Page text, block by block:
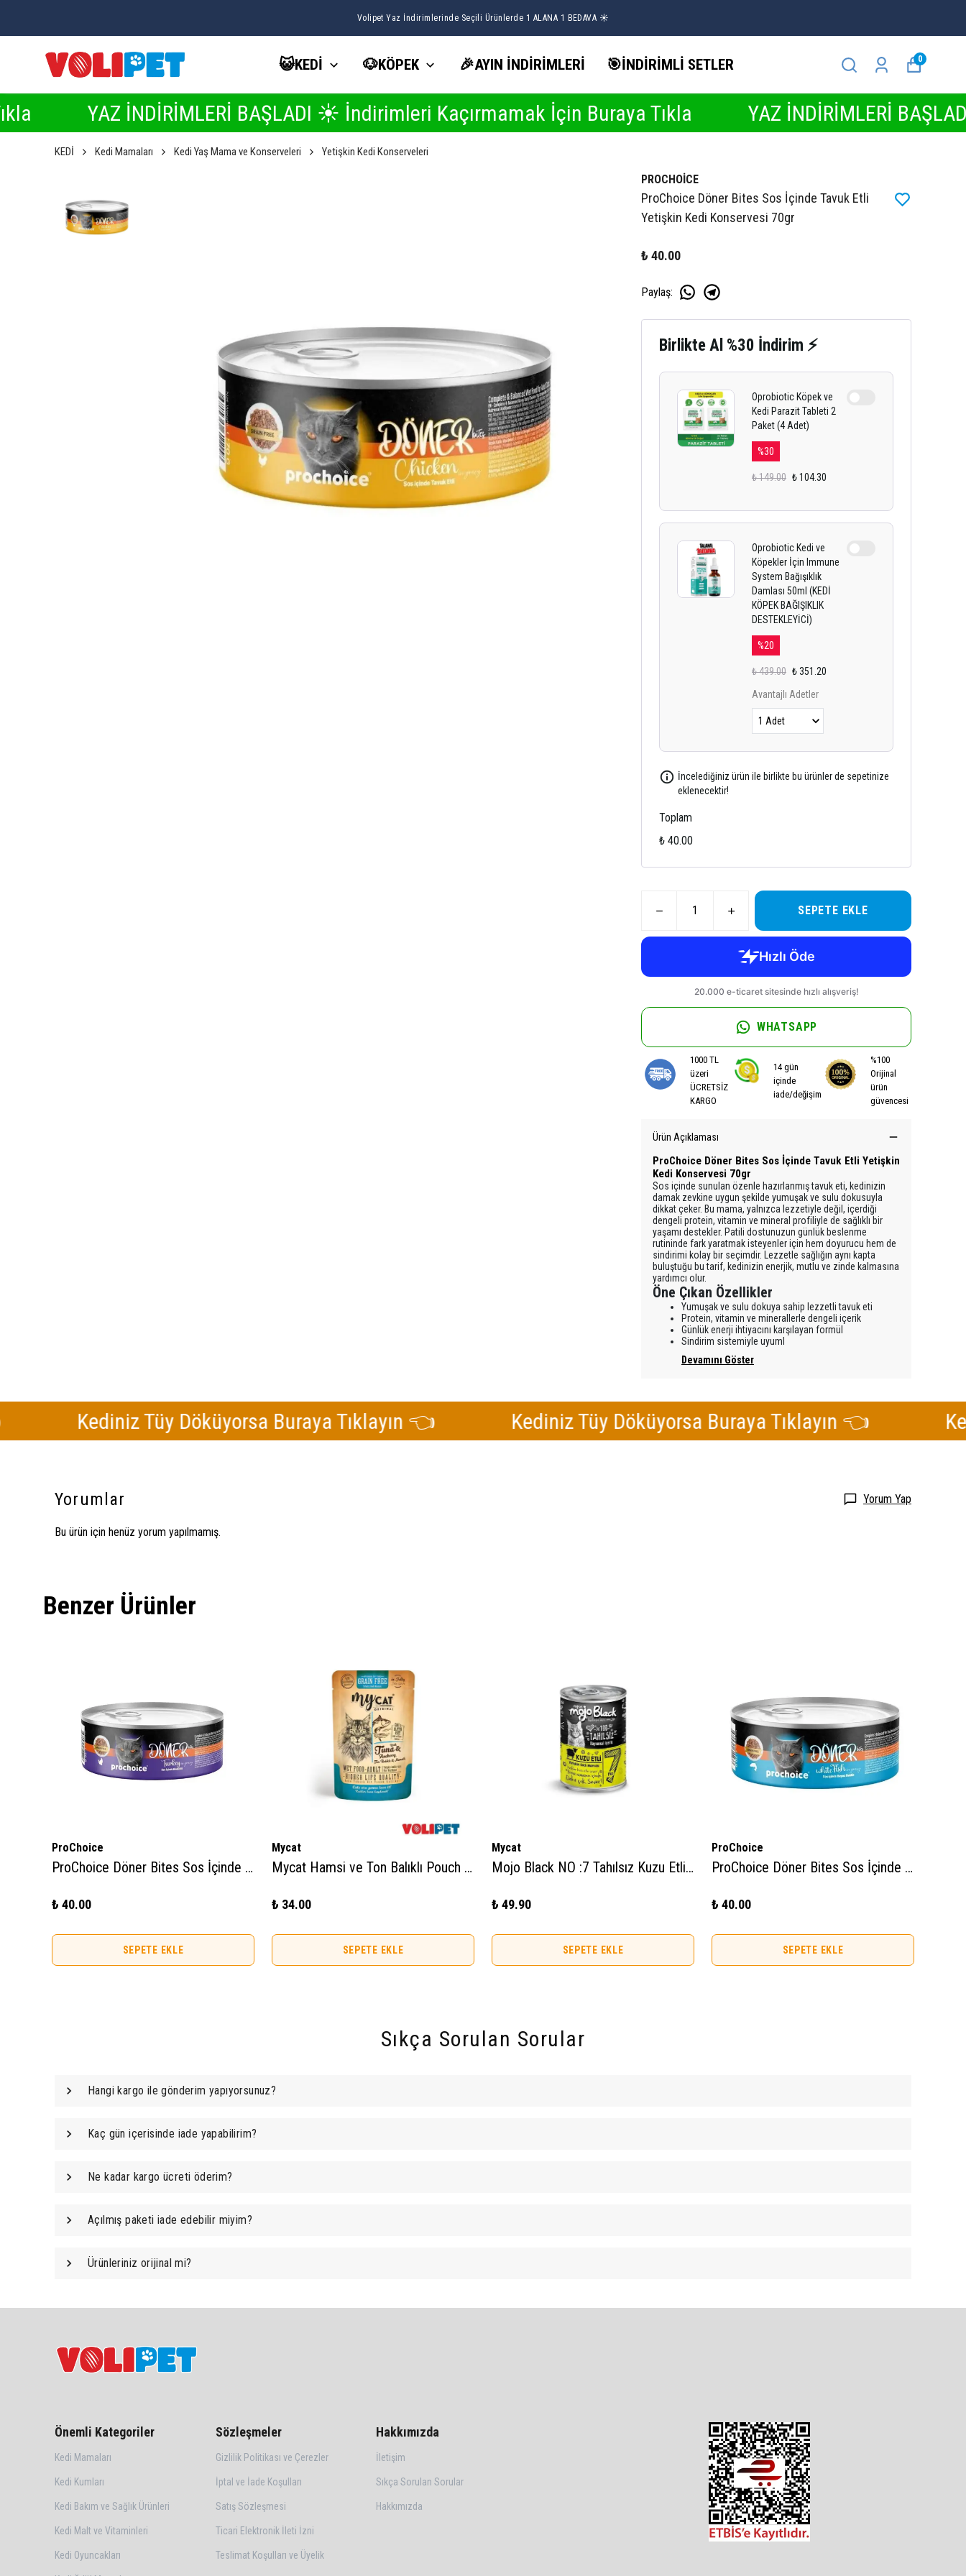
Volipet Yaz İndirimlerinde Seçili Ürünlerde 1 ALANA 1 BEDAVA ☀️
😺KEDİ 🐶KÖPEK 🎉AYIN İNDİRİMLERİ 🎯İNDİRİMLİ SETLER 0
YAZ İNDİRİMLERİ BAŞLADI ☀️ İndirimleri Kaçırmamak İçin Buraya Tıkla YAZ İNDİRİMLERİ BAŞLADI ☀️
KEDİ Kedi Mamaları Kedi Yaş Mama ve Konserveleri Yetişkin Kedi Konserveleri
PROCHOİCE
ProChoice Döner Bites Sos İçinde Tavuk Etli
Yetişkin Kedi Konservesi 70gr
₺ 40.00
Paylaş:
Birlikte Al %30 İndirim ⚡
Oprobiotic Köpek ve
Kedi Parazit Tableti 2
Paket (4 Adet)
%30
₺ 149.00 ₺ 104.30
Oprobiotic Kedi ve
Köpekler İçin Immune
System Bağışıklık
Damlası 50ml (KEDİ
KÖPEK BAĞIŞIKLIK
DESTEKLEYİCİ)
%20
₺ 439.00 ₺ 351.20
Avantajlı Adetler
İncelediğiniz ürün ile birlikte bu ürünler de sepetinize
eklenecektir!
Toplam
₺ 40.00
SEPETE EKLE
WHATSAPP
1000 TL
üzeri
ÜCRETSİZ
KARGO
14 gün
içinde
iade/değişim
%100
Orijinal
ürün
güvencesi
Ürün Açıklaması
ProChoice Döner Bites Sos İçinde Tavuk Etli Yetişkin
Kedi Konservesi 70gr
Sos içinde sunulan özenle hazırlanmış tavuk eti, kedinizin
damak zevkine uygun şekilde yumuşak ve sulu dokusuyla
dikkat çeker. Bu mama, yalnızca lezzetiyle değil, içerdiği
dengeli protein, vitamin ve mineral profiliyle de sağlıklı bir
yaşamı destekler. Patili dostunuzun günlük beslenme
rutininde fark yaratmak isteyenler için hem doyurucu hem de
sindirimi kolay bir seçimdir. Lezzetle sağlığın aynı kapta
buluştuğu bu tarif, kedinizin enerjik, mutlu ve zinde kalmasına
yardımcı olur.
Öne Çıkan Özellikler
Yumuşak ve sulu dokuya sahip lezzetli tavuk eti
Protein, vitamin ve minerallerle dengeli içerik
Günlük enerji ihtiyacını karşılayan formül
Sindirim sistemiyle uyuml
Devamını Göster
Kediniz Tüy Döküyorsa Buraya Tıklayın 👈 Kediniz Tüy Döküyorsa Buraya Tıklayın 👈
Yorumlar Yorum Yap
Bu ürün için henüz yorum yapılmamış.
Benzer Ürünler
ProChoice
ProChoice Döner Bites Sos İçinde Hindi Etli Yetişkin Kedi Konservesi 70gr
₺ 40.00
SEPETE EKLE
Mycat
Mycat Hamsi ve Ton Balıklı Pouch Yaş Mama 85gr
₺ 34.00
SEPETE EKLE
Mycat
Mojo Black NO :7 Tahılsız Kuzu Etli Yetişkin Kedi Konservesi 400gr
₺ 49.90
SEPETE EKLE
ProChoice
ProChoice Döner Bites Sos İçinde Beyaz Balıklı Yetişkin Kedi Konservesi 70gr
₺ 40.00
SEPETE EKLE
Sıkça Sorulan Sorular
Hangi kargo ile gönderim yapıyorsunuz?
Kaç gün içerisinde iade yapabilirim?
Ne kadar kargo ücreti öderim?
Açılmış paketi iade edebilir miyim?
Ürünleriniz orijinal mi?
Önemli Kategoriler
Kedi Mamaları
Kedi Kumları
Kedi Bakım ve Sağlık Ürünleri
Kedi Malt ve Vitaminleri
Kedi Oyuncakları
Sözleşmeler
Gizlilik Politikası ve Çerezler
İptal ve İade Koşulları
Satış Sözleşmesi
Ticari Elektronik İleti İzni
Teslimat Koşulları ve Üyelik
Hakkımızda
İletişim
Sıkça Sorulan Sorular
Hakkımızda